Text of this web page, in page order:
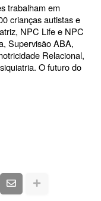
trabalham em
crianças autistas e
NPC Life e NPC
Supervisão ABA,
Relacional,
O futuro do